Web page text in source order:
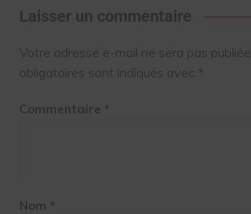
Laisser un commentaire
Votre adresse e-mail ne sera pas publiée.
obligatoires sont indiqués avec *
Commentaire *
Nom *